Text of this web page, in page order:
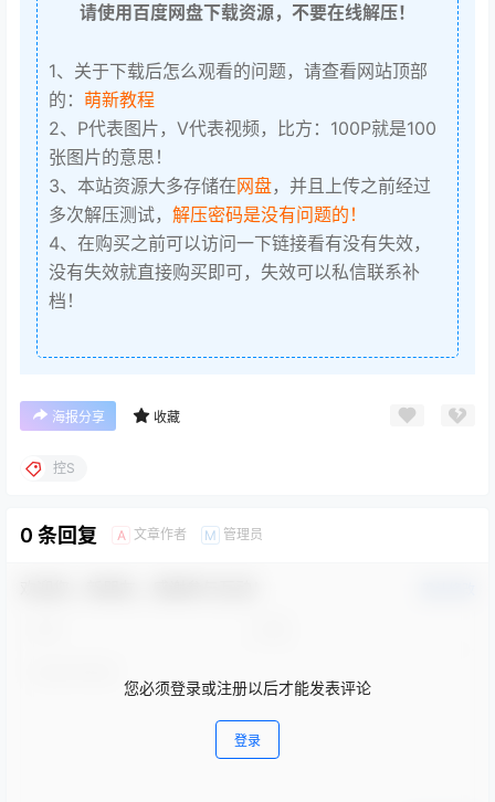
请使用百度网盘下载资源，不要在线解压！
1、关于下载后怎么观看的问题，请查看网站顶部
的： 萌新教程
2、P代表图片，V代表视频，比方：100P就是100
张图片的意思！
3、本站资源大多存储在网盘，并且上传之前经过
多次解压测试， 解压密码是没有问题的！
4、在购买之前可以访问一下链接看有没有失效，
没有失效就直接购买即可，失效可以私信联系补
档！
海报分享 收藏
控S
0 条回复 A 文章作者 M 管理员
您必须登录或注册以后才能发表评论
登录